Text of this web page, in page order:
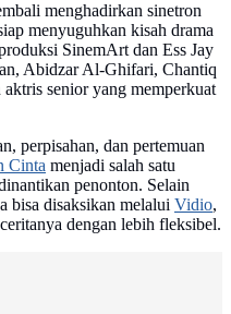
menghadirkan sinetron
menyuguhkan kisah drama
SinemArt dan Ess Jay
Abidzar Al-Ghifari, Chantiq
senior yang memperkuat
perpisahan, dan pertemuan
Cinta menjadi salah satu
penonton. Selain
bisa disaksikan melalui Vidio,
dengan lebih fleksibel.